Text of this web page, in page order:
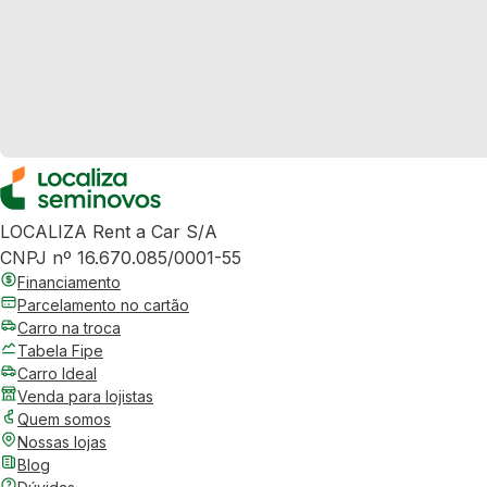
LOCALIZA Rent a Car S/A
CNPJ nº 16.670.085/0001-55
Financiamento
Parcelamento no cartão
Carro na troca
Tabela Fipe
Carro Ideal
Venda para lojistas
Quem somos
Nossas lojas
Blog